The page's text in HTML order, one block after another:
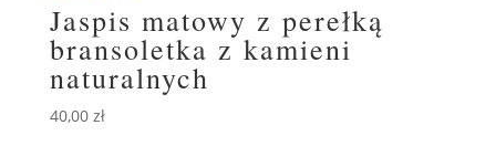
Jaspis matowy z perełką
bransoletka z kamieni
naturalnych
40,00 zł